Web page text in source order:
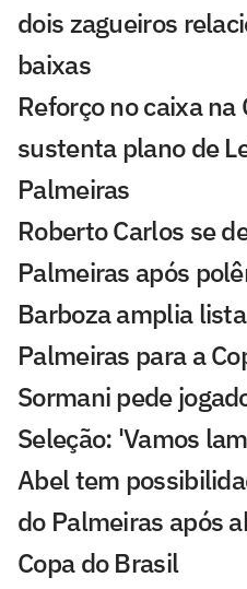
dois zagueiros
baixas
Reforço no caixa na
sustenta plano de
Palmeiras
Roberto Carlos se
Palmeiras após
Barboza amplia
Palmeiras para a
Sormani pede
Seleção: 'Vamos
Abel tem
do Palmeiras após
Copa do Brasil